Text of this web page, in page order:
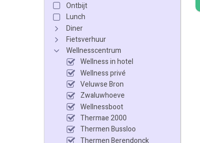
Ontbijt
Lunch
Diner
Fietsverhuur
Wellnesscentrum
Wellness in hotel
Wellness privé
Veluwse Bron
Zwaluwhoeve
Wellnessboot
Thermae 2000
Thermen Bussloo
Thermen Berendonck